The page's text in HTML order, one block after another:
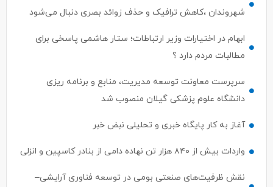
ابهام در اختیارات وزیر ارتباطات؛ ستار هاشمی پاسخی برای
سرپرست معاونت توسعه مدیریت، منابع و برنامه ریزی
آغاز به کار پایگاه خبری و تحلیلی نبض خبر
واردات بیش از ۸۴۰ هزار تن نهاده دامی از بنادر كاسپین و انزلی
نقش ظرفیت‌های صنعتی بومی در توسعه فناوری آرایشی–
بهداشتی گیلان